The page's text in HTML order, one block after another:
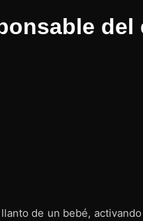
del
de un bebé,